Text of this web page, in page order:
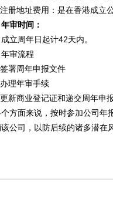
册地址费用：是在香港成立
年审时间 ：
立周年日起计42天内。
审流程
署周年申报文件
理年审手续
新商业登记证和递交周年申
个方面来说，按时参加公司年
公司，以防后续的诸多潜在